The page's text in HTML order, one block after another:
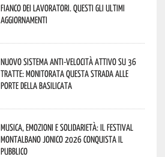
fianco dei lavoratori. Questi gli ultimi
aggiornamenti
Nuovo sistema anti-velocità attivo su 36
tratte: monitorata questa strada alle
porte della Basilicata
Musica, emozioni e solidarietà: il Festival
Montalbano Jonico 2026 conquista il
pubblico